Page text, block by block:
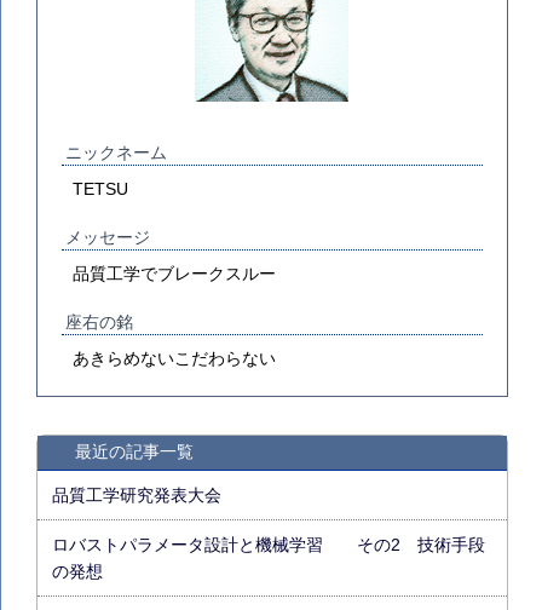
ニックネーム
TETSU
メッセージ
品質工学でブレークスルー
座右の銘
あきらめないこだわらない
最近の記事一覧
品質工学研究発表大会
ロバストパラメータ設計と機械学習 その2 技術手段
の発想